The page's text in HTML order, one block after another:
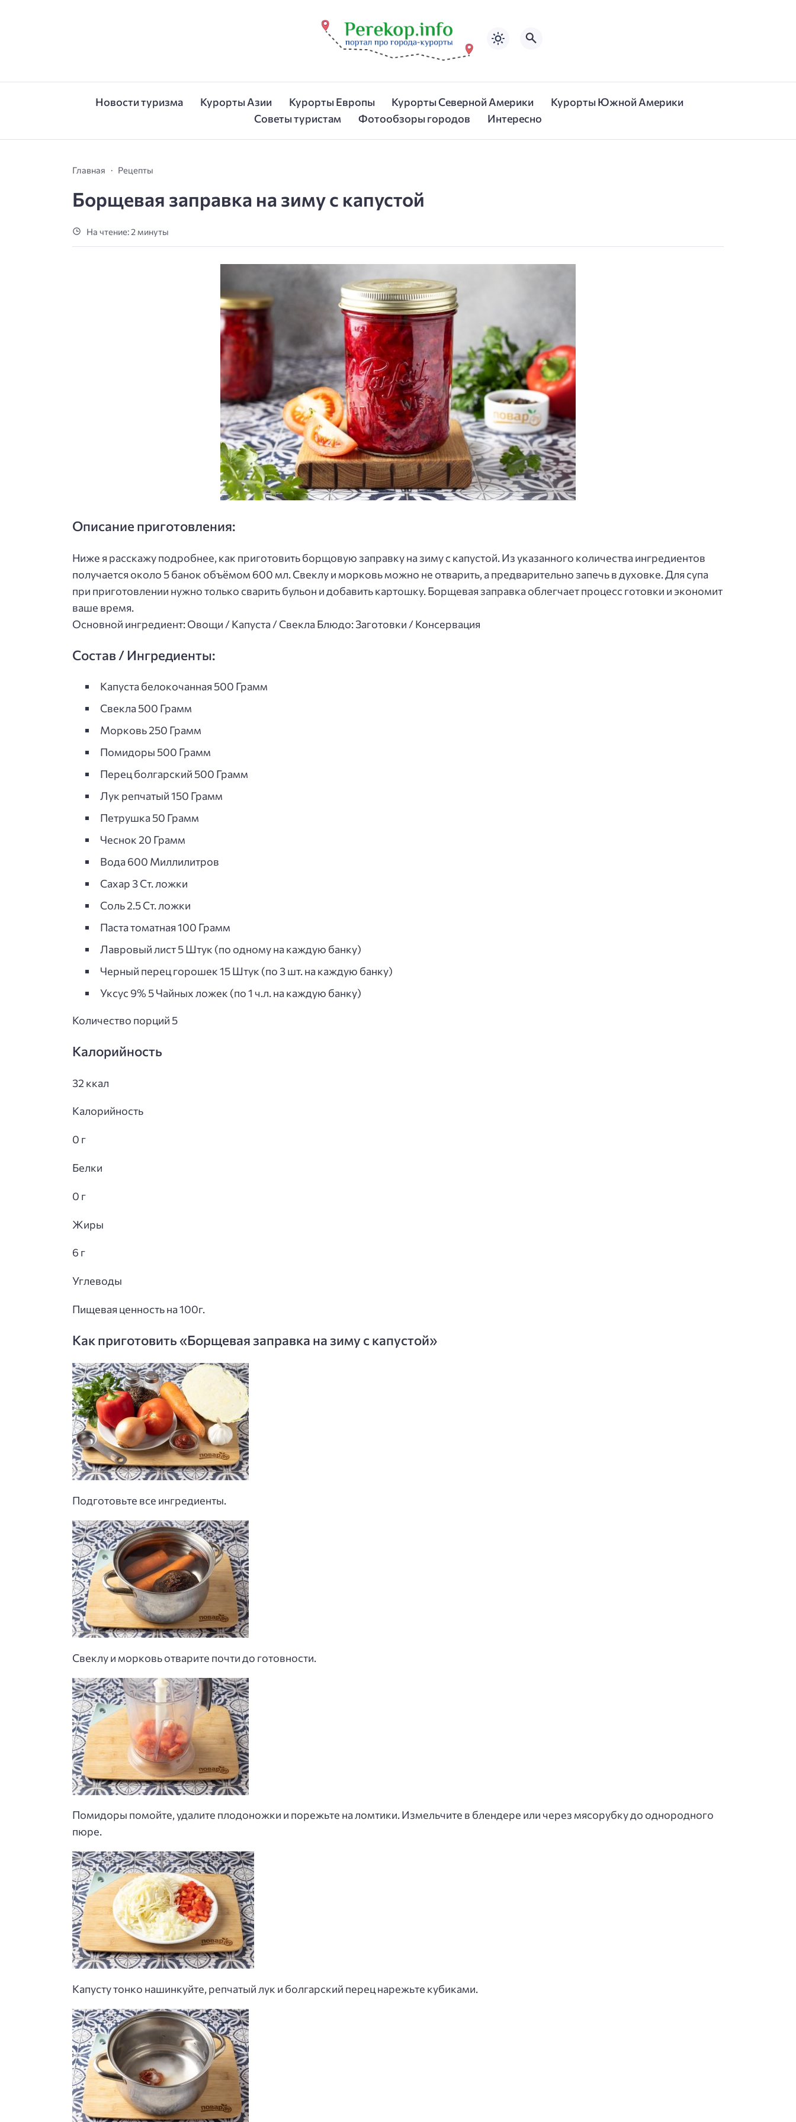
Новости туризма Курорты Азии Курорты Европы Курорты Северной Америки
Курорты Южной Америки
Советы туристам
Фотообзоры городов Интересно
Главная Рецепты
Борщевая заправка на зиму с капустой
На чтение: 2 минуты
Описание приготовления:
Ниже я расскажу подробнее, как приготовить борщовую заправку на зиму с капустой. Из указанного количества ингредиентов
получается около 5 банок объёмом 600 мл. Свеклу и морковь можно не отварить, а предварительно запечь в духовке. Для супа
при приготовлении нужно только сварить бульон и добавить картошку. Борщевая заправка облегчает процесс готовки и экономит
ваше время.
Основной ингредиент: Овощи / Капуста / Свекла Блюдо: Заготовки / Консервация
Состав / Ингредиенты:
Капуста белокочанная 500 Грамм
Свекла 500 Грамм
Морковь 250 Грамм
Помидоры 500 Грамм
Перец болгарский 500 Грамм
Лук репчатый 150 Грамм
Петрушка 50 Грамм
Чеснок 20 Грамм
Вода 600 Миллилитров
Сахар 3 Ст. ложки
Соль 2.5 Ст. ложки
Паста томатная 100 Грамм
Лавровый лист 5 Штук (по одному на каждую банку)
Черный перец горошек 15 Штук (по 3 шт. на каждую банку)
Уксус 9% 5 Чайных ложек (по 1 ч.л. на каждую банку)
Количество порций 5
Калорийность
32 ккал
Калорийность
0 г
Белки
0 г
Жиры
6 г
Углеводы
Пищевая ценность на 100г.
Как приготовить «Борщевая заправка на зиму с капустой»
Подготовьте все ингредиенты.
Свеклу и морковь отварите почти до готовности.
Помидоры помойте, удалите плодоножки и порежьте на ломтики. Измельчите в блендере или через мясорубку до однородного
пюре.
Капусту тонко нашинкуйте, репчатый лук и болгарский перец нарежьте кубиками.